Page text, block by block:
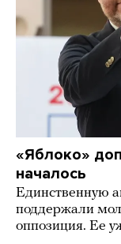
«Яблоко»
началось
Единственную
поддержали
оппозиция. Ее